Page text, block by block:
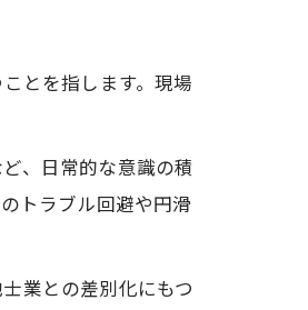
とを指します。現場
、日常的な意識の積
トラブル回避や円滑
業との差別化にもつ